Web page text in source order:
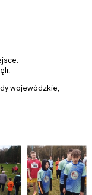
wojewódzkie,